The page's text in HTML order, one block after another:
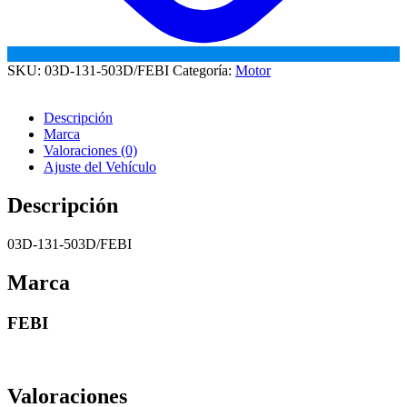
SKU: 03D-131-503D/FEBI Categoría: Motor
Descripción
Marca
Valoraciones (0)
Ajuste del Vehículo
Descripción
03D-131-503D/FEBI
Marca
FEBI
Valoraciones